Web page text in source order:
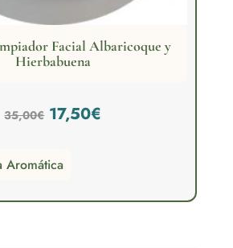
Facial Albaricoque y
Hierbabuena
35,00€ El
original
era:
17,50€
es:
Aromática